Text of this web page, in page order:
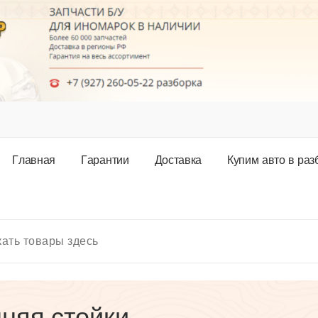
Главная Гарантии Доставка Купим авто в раз